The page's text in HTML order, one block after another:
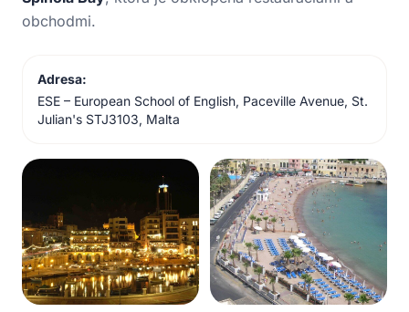
obchodmi.
Adresa:
ESE – European School of English, Paceville Avenue, St.
Julian's STJ3103, Malta